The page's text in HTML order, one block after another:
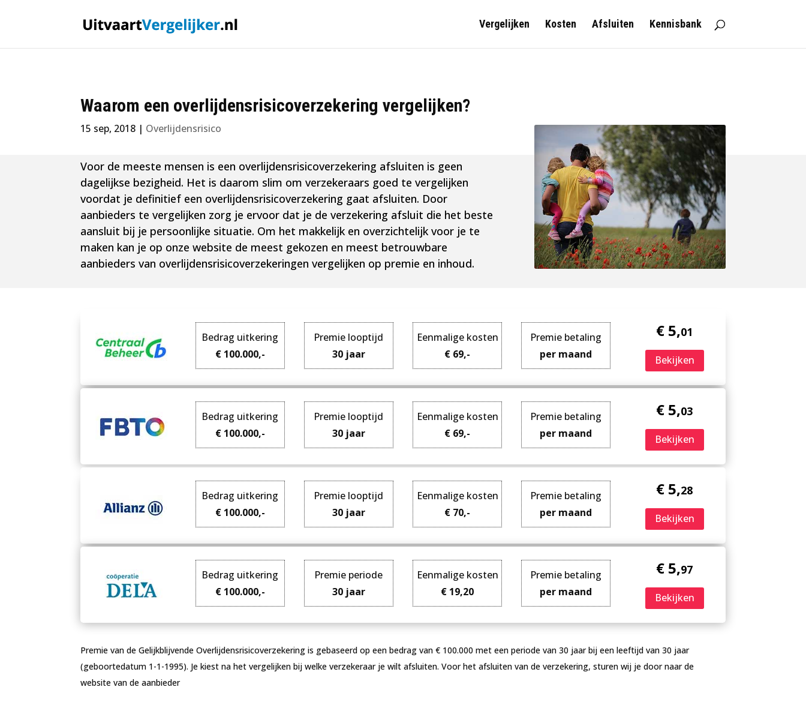
Vergelijken Kosten Afsluiten Kennisbank
Waarom een overlijdensrisicoverzekering vergelijken?
15 sep, 2018 | Overlijdensrisico
Voor de meeste mensen is een overlijdensrisicoverzekering afsluiten is geen
dagelijkse bezigheid. Het is daarom slim om verzekeraars goed te vergelijken
voordat je definitief een overlijdensrisicoverzekering gaat afsluiten. Door
aanbieders te vergelijken zorg je ervoor dat je de verzekering afsluit die het beste
aansluit bij je persoonlijke situatie. Om het makkelijk en overzichtelijk voor je te
maken kan je op onze website de meest gekozen en meest betrouwbare
aanbieders van overlijdensrisicoverzekeringen vergelijken op premie en inhoud.
Bedrag uitkering
€ 100.000,-
Premie looptijd
30 jaar
Eenmalige kosten
€ 69,-
Premie betaling
per maand
€ 5,01
Bekijken
Bedrag uitkering
€ 100.000,-
Premie looptijd
30 jaar
Eenmalige kosten
€ 69,-
Premie betaling
per maand
€ 5,03
Bekijken
Bedrag uitkering
€ 100.000,-
Premie looptijd
30 jaar
Eenmalige kosten
€ 70,-
Premie betaling
per maand
€ 5,28
Bekijken
Bedrag uitkering
€ 100.000,-
Premie periode
30 jaar
Eenmalige kosten
€ 19,20
Premie betaling
per maand
€ 5,97
Bekijken
Premie van de Gelijkblijvende Overlijdensrisicoverzekering is gebaseerd op een bedrag van € 100.000 met een periode van 30 jaar bij een leeftijd van 30 jaar
(geboortedatum 1-1-1995). Je kiest na het vergelijken bij welke verzekeraar je wilt afsluiten. Voor het afsluiten van de verzekering, sturen wij je door naar de
website van de aanbieder